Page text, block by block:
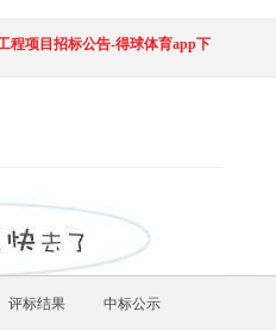
程项目招标公告-得球体育app下
评标结果 中标公示